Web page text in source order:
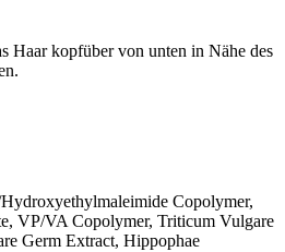
Haar kopfüber von unten in Nähe des
Copolymer,
VP/VA Copolymer, Triticum Vulgare
Germ Extract, Hippophae